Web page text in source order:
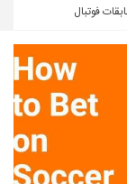
فوتبال